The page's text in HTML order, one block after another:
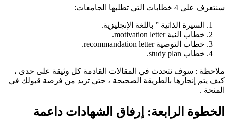
سنتعرف على 4 خطابات التي تطلبها الجامعات:
السيرة الذاتية ” باللغة الإنجليزية.
خطاب النية motivation letter.
خطاب التوصية recommandation letter.
خطاب study plan.
ملاحظة : سوف نتحدث في المقالات القادمة كل وثيقة على حدى ،
كيف يتم إنجازها بالطريقة الصحيحة ، حتى تزيد من فرصة قبولك في
المنحة .
الخطوة الرابعة: إرفاق الشهادات داعمة ‏